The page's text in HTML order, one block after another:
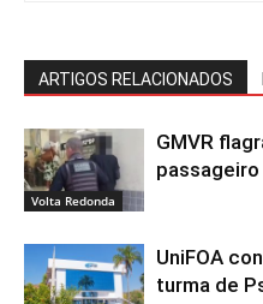
ARTIGOS RELACIONADOS
Volta Redonda
GMVR
UniFOA
turma de